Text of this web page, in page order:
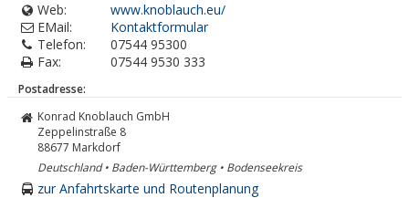
Web:
www.knoblauch.eu/
EMail:
Kontaktformular
Telefon:
07544 95300
Fax:
07544 9530 333
Postadresse:
Konrad Knoblauch GmbH
Zeppelinstraße 8
88677 Markdorf
Deutschland • Baden-Württemberg • Bodenseekreis
zur Anfahrtskarte und Routenplanung